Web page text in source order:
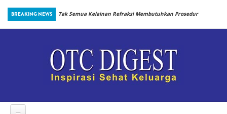
Skip to main content
BREAKING NEWS
Sejak
Tak Semua Kelainan Refraksi Membutuhkan Prosedur